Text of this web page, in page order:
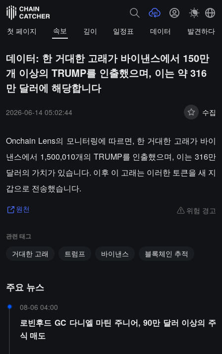
첫 페이지 속보 깊이 일정표 데이터 발견하다
데이터: 한 거대한 고래가 바이낸스에서 150만
개 이상의 TRUMP를 인출했으며, 이는 약 316
만 달러에 해당합니다
2026-06-14 05:02:44 수집
Onchain Lens의 모니터링에 따르면, 한 거대한 고래가 바이
낸스에서 1,500,010개의 TRUMP를 인출했으며, 이는 316만
달러의 가치가 있습니다. 이후 이 고래는 이러한 토큰을 새 지
갑으로 전송했습니다.
원천 위험 경고
관련 태그
거대한 고래 트럼프 바이낸스 블록체인 추적
주요 뉴스
08-06 04:00
로빈후드 GC 다니엘 마틴 주니어, 90만 달러 이상의 주
식 매도